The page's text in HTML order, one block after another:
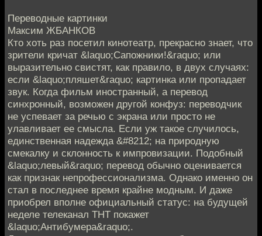
Переводные картинки
Максим ЖБАНКОВ
Кто хоть раз посетил кинотеатр, прекрасно знает, что
зрители кричат &laquo;Сапожники!&raquo; или
выразительно свистят, как правило, в двух случаях:
если &laquo;пляшет&raquo; картинка или пропадает
звук. Когда фильм иностранный, а перевод
синхронный, возможен другой конфуз: переводчик
не успевает за речью с экрана или просто не
улавливает ее смысла. Если уж такое случилось,
единственная надежда &#8212; на природную
смекалку и склонность к импровизации. Подобный
&laquo;левый&raquo; перевод обычно оценивается
как признак непрофессионализма. Однако именно он
стал в последнее время крайне модным. И даже
приобрел вполне официальный статус: на будущей
неделе телеканал ТНТ покажет
&laquo;Антибумера&raquo;.